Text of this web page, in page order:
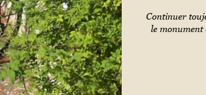
Continuer
le monument